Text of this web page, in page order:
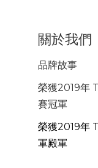
關於我們
品牌故事
榮獲2019年
賽冠軍
榮獲2019年
軍殿軍